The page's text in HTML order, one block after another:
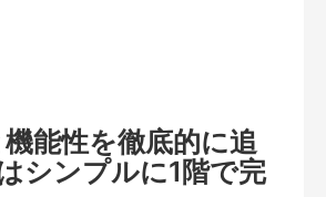
能性を徹底的に追
シンプルに1階で完